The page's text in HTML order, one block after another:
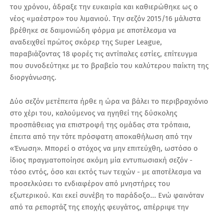
του χρόνου, άδραξε την ευκαιρία και καθιερώθηκε ως ο
νέος «μαέστρο» του λιμανιού. Την σεζόν 2015/16 μάλιστα
βρέθηκε σε δαιμονιώδη φόρμα με αποτέλεσμα να
αναδειχθεί πρώτος σκόρερ της Super League,
παραβιάζοντας 18 φορές τις αντίπαλες εστίες, επίτευγμα
που συνοδεύτηκε με το βραβείο του καλύτερου παίκτη της
διοργάνωσης.
Δύο σεζόν μετέπειτα ήρθε η ώρα να βάλει το περιβραχιόνιο
στο χέρι του, καλούμενος να ηγηθεί της δύσκολης
προσπάθειας για επιστροφή της ομάδας στα τρόπαια,
έπειτα από την τότε πρόσφατη αποκαθήλωση από την
«Ένωση». Μπορεί ο στόχος να μην επιτεύχθη, ωστόσο ο
ίδιος πραγματοποίησε ακόμη μία εντυπωσιακή σεζόν -
τόσο εντός, όσο και εκτός των τειχών - με αποτέλεσμα να
προσελκύσει το ενδιαφέρον από μνηστήρες του
εξωτερικού. Και εκεί συνέβη το παράδοξο... Ενώ φαινόταν
από τα ρεπορτάζ της εποχής φευγάτος, απέρριψε την